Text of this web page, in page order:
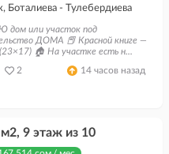
Боталиева - Тулебердиева
или участок под
ДОМА 📕 Красной книге —
🏠 На участке есть н...
2 14 часов назад
9 этаж из 10